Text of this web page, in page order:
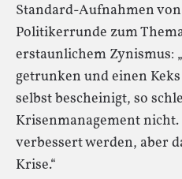
Standard-Aufnahmen
Politikerrunde zum
erstaunlichem Zynismus:
getrunken und einen
selbst bescheinigt, so
Krisenmanagement nicht.
verbessert werden, aber
Krise.“